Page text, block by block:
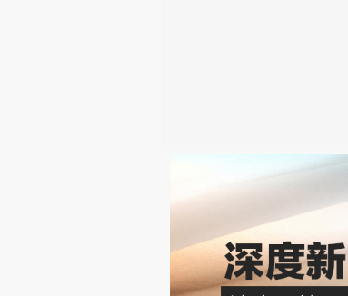
暖的广告，只是执行时
文案写坏了。但写坏广
定性这件事，是把一个
警惕的价值倾向。